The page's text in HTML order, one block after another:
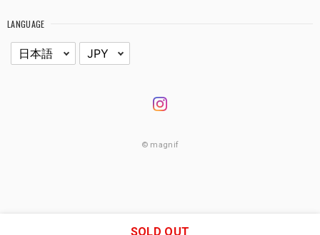
LANGUAGE
© magnif
SOLD OUT